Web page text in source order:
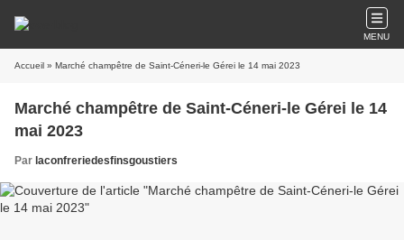
MENU
Accueil » Marché champêtre de Saint-Céneri-le Gérei le 14 mai 2023
Marché champêtre de Saint-Céneri-le Gérei le 14
mai 2023
Par laconfreriedesfinsgoustiers